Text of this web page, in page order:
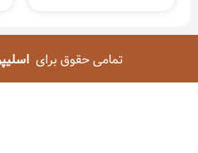
تمامی حقوق برای